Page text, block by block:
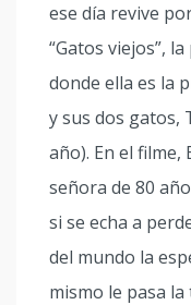
ese día revive
“Gatos viejos”,
donde ella es la
y sus dos gatos,
año). En el
señora de 80
si se echa a
del mundo la
mismo le pasa